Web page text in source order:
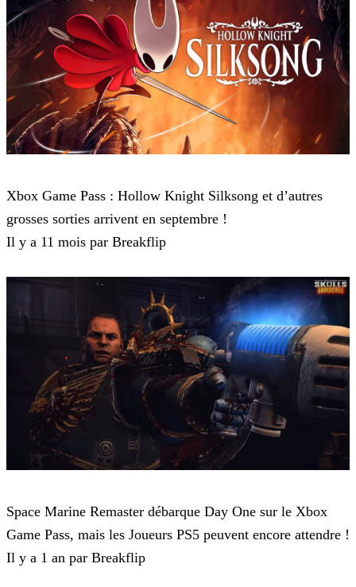
Xbox Game Pass : Hollow Knight Silksong et d’autres
grosses sorties arrivent en septembre !
Il y a 11 mois par Breakflip
Space Marine Remaster débarque Day One sur le Xbox
Game Pass, mais les Joueurs PS5 peuvent encore attendre !
Il y a 1 an par Breakflip